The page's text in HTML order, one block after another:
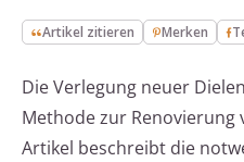
Artikel zitieren Merken
Die Verlegung neuer
Methode zur Renovierung
Artikel beschreibt die